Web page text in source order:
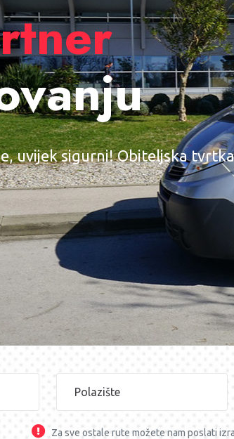
uvijek sigurni! Obiteljska
Za sve ostale rute možete nam poslati